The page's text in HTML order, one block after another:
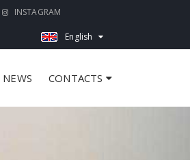
INSTAGRAM
English
NEWS CONTACTS